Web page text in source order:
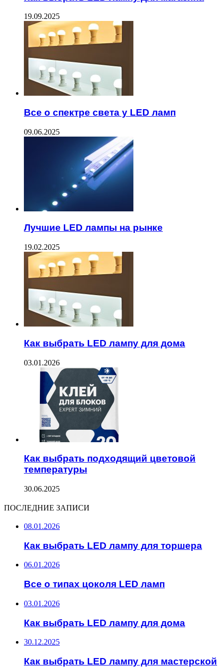
19.09.2025
Все о спектре света у LED ламп
09.06.2025
Лучшие LED лампы на рынке
19.02.2025
Как выбрать LED лампу для дома
03.01.2026
Как выбрать подходящий цветовой
температуры
30.06.2025
ПОСЛЕДНИЕ ЗАПИСИ
08.01.2026
Как выбрать LED лампу для торшера
06.01.2026
Все о типах цоколя LED ламп
03.01.2026
Как выбрать LED лампу для дома
30.12.2025
Как выбрать LED лампу для мастерской